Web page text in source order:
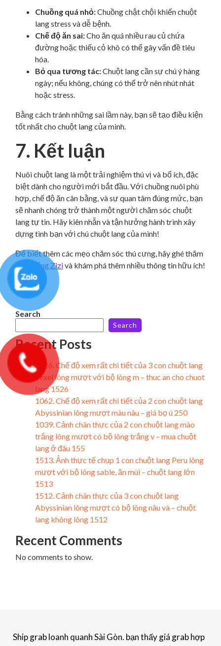
Chuồng quá nhỏ:Chuồng chật chội khiến chuột
lang stress và dễ bệnh.
Chế độ ăn sai:Cho ăn quá nhiều rau củ chứa
đường hoặc thiếu cỏ khô có thể gây vấn đề tiêu
hóa.
Bỏ qua tương tác:Chuột lang cần sự chú ý hàng
ngày; nếu không, chúng có thể trở nên nhút nhát
hoặc stress.
Bằng cách tránh những sai lầm này, bạn sẽ tạo điều kiện
tốt nhất cho chuột lang của mình.
7. Kết luận
Nuôi chuột lang là một trải nghiệm thú vị và bổ ích, đặc
biệt dành cho người mới bắt đầu. Với chuồng nuôi phù
hợp, chế độ ăn cân bằng, và sự quan tâm đúng mức, bạn
sẽ nhanh chóng trở thành một người chăm sóc chuột
lang tự tin. Hãy kiên nhẫn và tận hưởng hành trình xây
dựng tình bạn với chú chuột lang của mình!
Để biết thêm các mẹo chăm sóc thú cưng, hãy ghé thăm
Pet Kiểng Zizivà khám phá thêm nhiều thông tin hữu ích!
Search
Search
Recent Posts
1526. Chế độ xem rất chi tiết của 3 con chuột lang
Texel lông mượt với bộ lông m – thuc an cho chuot
lang 1526
1062. Chế độ xem rất chi tiết của 2 con chuột lang
Abyssinian lông mượt màu nâu – giá bọ ú 250
1039. Cảnh chân thực của 2 con chuột lang mào
trắng lông mượt có bộ lông trắng v – mua chuột
lang ở đâu 155
1513. Ảnh thực tế chụp 1 con chuột lang Peru lông
mượt với bộ lông sable, ăn mùi – chuột lang lớn
1513
1512. Cảnh chân thực của 3 con chuột lang
Abyssinian lông mượt có bộ lông nâu và – chuột
lang không lông 1512
Recent Comments
No comments to show.
Ship grab loanh quanh Sài Gòn. bạn thấy giá grab hợp